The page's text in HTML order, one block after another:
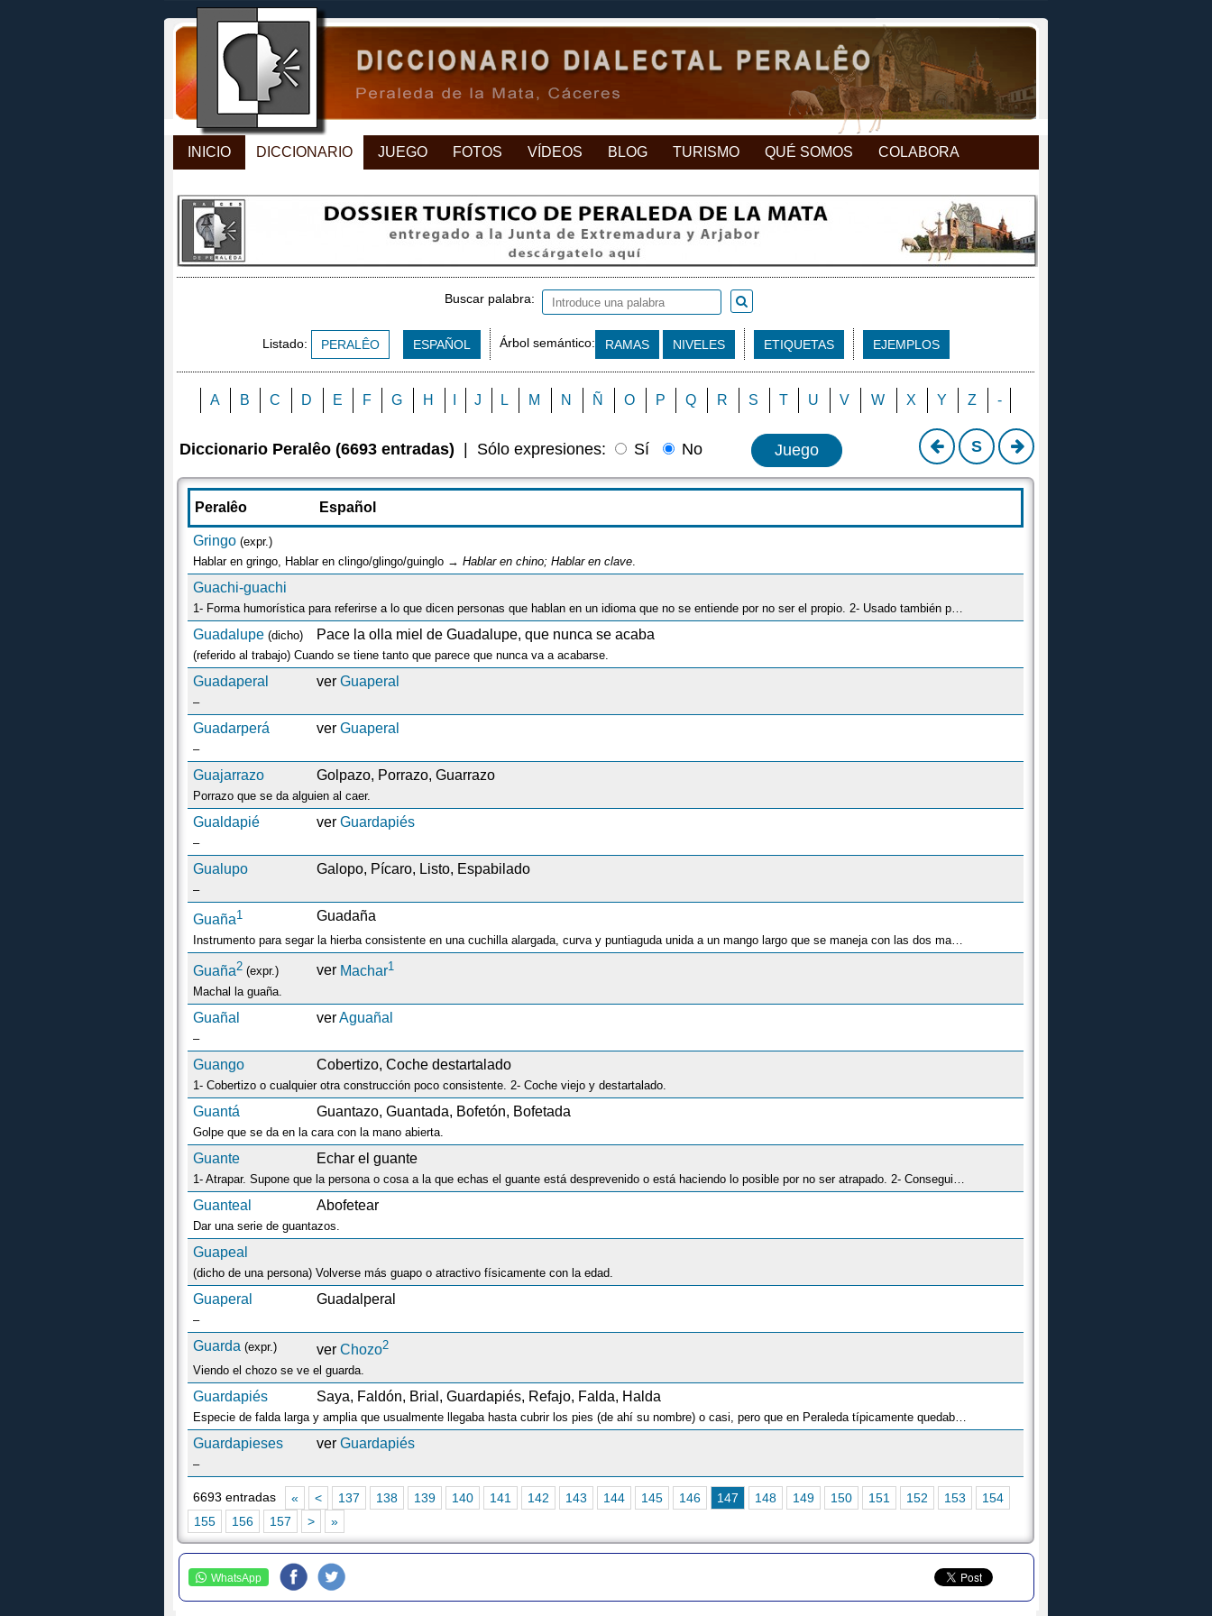
INICIO DICCIONARIO JUEGO FOTOS VÍDEOS BLOG TURISMO QUÉ SOMOS COLABORA
Buscar palabra:
Listado: PERALÊO ESPAÑOL Árbol semántico: RAMAS NIVELES ETIQUETAS EJEMPLOS
A B C D E F G H J L M N Ñ O P Q R S T U V W X Y Z -
Diccionario Peralêo (6693 entradas) Sólo expresiones: Sí No Juego S
Peralêo Español
Gringo (expr.)
Hablar en gringo, Hablar en clingo/glingo/guinglo → Hablar en chino; Hablar en clave.
Guachi-guachi
1- Forma humorística para referirse a lo que dicen personas que hablan en un idioma que no se entiende por no ser el propio. 2- Usado también para referirste a lo que otros cuchichean y no se entiende.
Guadalupe (dicho) Pace la olla miel de Guadalupe, que nunca se acaba
(referido al trabajo) Cuando se tiene tanto que parece que nunca va a acabarse.
Guadaperal verGuaperal
–
Guadarperá verGuaperal
–
Guajarrazo Golpazo, Porrazo, Guarrazo
Porrazo que se da alguien al caer.
Gualdapié verGuardapiés
–
Gualupo Galopo, Pícaro, Listo, Espabilado
–
Guaña1 Guadaña
Instrumento para segar la hierba consistente en una cuchilla alargada, curva y puntiaguda unida a un mango largo que se maneja con las dos manos.
Guaña2 (expr.) ver Machar1
Machal la guaña.
Guañal verAguañal
–
Guango Cobertizo, Coche destartalado
1- Cobertizo o cualquier otra construcción poco consistente. 2- Coche viejo y destartalado.
Guantá Guantazo, Guantada, Bofetón, Bofetada
Golpe que se da en la cara con la mano abierta.
Guante Echar el guante
Guanteal Abofetear
Dar una serie de guantazos.
Guapeal
(dicho de una persona) Volverse más guapo o atractivo físicamente con la edad.
Guaperal Guadalperal
–
Guarda (expr.) verChozo2
Viendo el chozo se ve el guarda.
Guardapiés Saya, Faldón, Brial, Guardapiés, Refajo, Falda, Halda
Guardapieses verGuardapiés
–
6693 entradas « < 137 138 139 140 141 142 143 144 145 146 147 148 149 150 151 152 153
154
155
156 157 > »
WhatsApp